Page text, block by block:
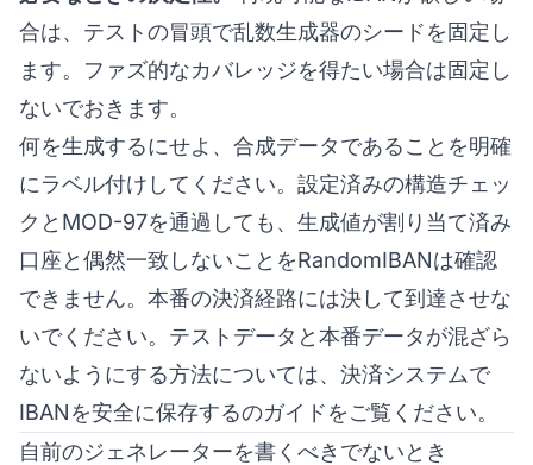
合は、テストの冒頭で乱数生成器のシードを固定し
ます。ファズ的なカバレッジを得たい場合は固定し
ないでおきます。
何を生成するにせよ、合成データであることを明確
にラベル付けしてください。設定済みの構造チェッ
クとMOD-97を通過しても、生成値が割り当て済み
口座と偶然一致しないことをRandomIBANは確認
できません。本番の決済経路には決して到達させな
いでください。テストデータと本番データが混ざら
ないようにする方法については、 決済システムで
IBANを安全に保存するのガイドをご覧ください。
自前のジェネレーターを書くべきでないとき